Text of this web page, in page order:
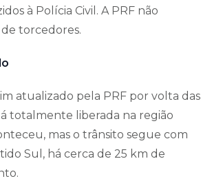
à Polícia Civil. A PRF não
torcedores.
atualizado pela PRF por volta das
totalmente liberada na região
mas o trânsito segue com
Sul, há cerca de 25 km de